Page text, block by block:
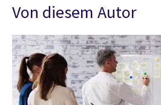
Von diesem Autor